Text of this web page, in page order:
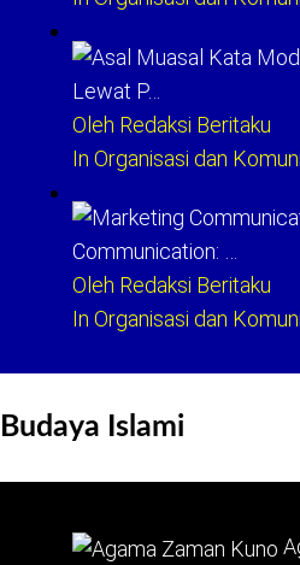
Lewat P…
Oleh Redaksi Beritaku
In Organisasi dan
Communication: …
Oleh Redaksi Beritaku
In Organisasi dan
Budaya Islami